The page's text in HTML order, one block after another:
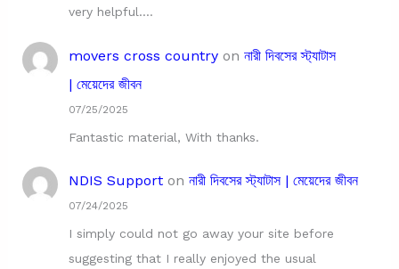
very helpful.…
movers cross countryon নারী দিবসের স্ট্যাটাস
| মেয়েদের জীবন
07/25/2025
Fantastic material, With thanks.
NDIS Supporton নারী দিবসের স্ট্যাটাস | মেয়েদের জীবন
07/24/2025
I simply could not go away your site before
suggesting that I really enjoyed the usual